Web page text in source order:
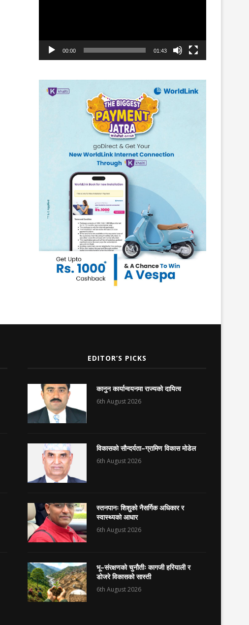
00:00 01:43
EDITOR’S PICKS
कानुन कार्यान्वयनमा राज्यको दायित्व
6th August 2026
विकासको सौन्दर्यता–ग्रामिण विकास मोडेल
6th August 2026
स्तनपानः शिशुको नैसर्गिक अधिकार र
स्वास्थ्यको आधार
6th August 2026
भू–संरक्षणको चुनौतीः कागजी हरियाली र
डोजरे विकासको सास्ती
6th August 2026